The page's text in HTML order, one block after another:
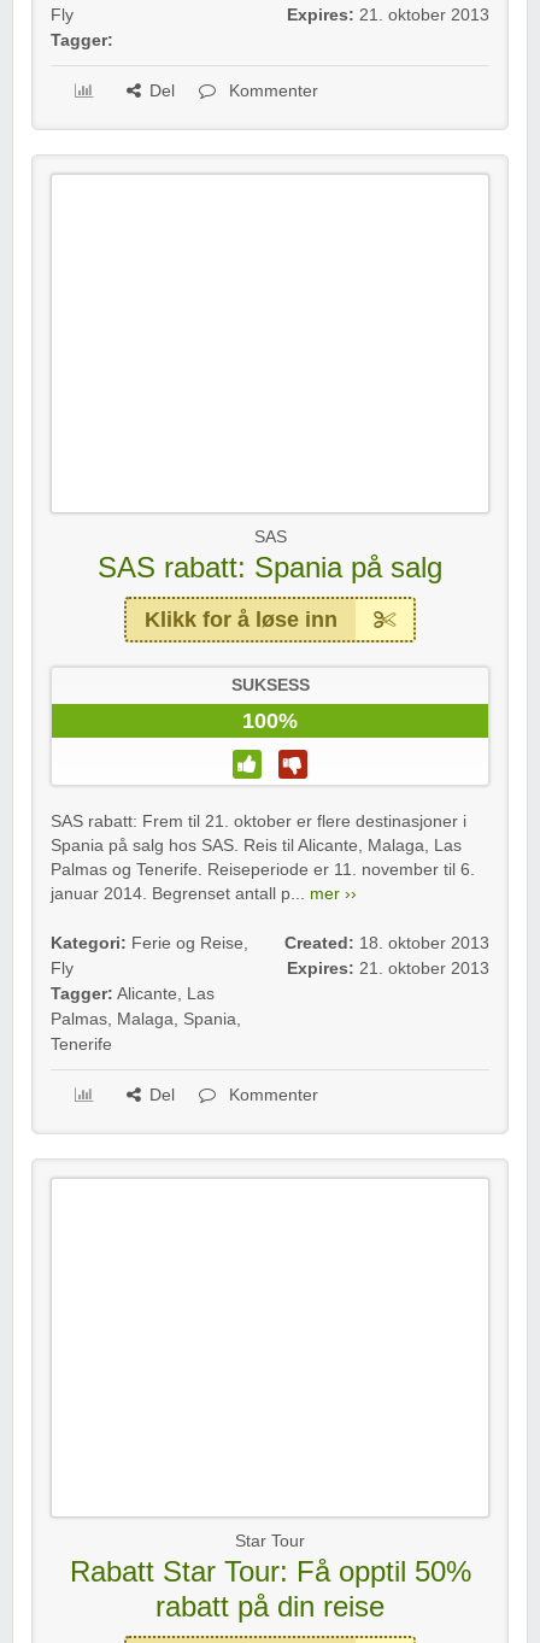
Fly
Tagger:
Expires: 21. oktober 2013
Del Kommenter
SAS
SAS rabatt: Spania på salg
Klikk for å løse inn
SUKSESS
100%
SAS rabatt: Frem til 21. oktober er flere destinasjoner i
Spania på salg hos SAS. Reis til Alicante, Malaga, Las
Palmas og Tenerife. Reiseperiode er 11. november til 6.
januar 2014. Begrenset antall p... mer ››
Kategori: Ferie og Reise,
Fly
Tagger: Alicante, Las
Palmas, Malaga, Spania,
Tenerife
Created: 18. oktober 2013
Expires: 21. oktober 2013
Del Kommenter
Star Tour
Rabatt Star Tour: Få opptil 50%
rabatt på din reise